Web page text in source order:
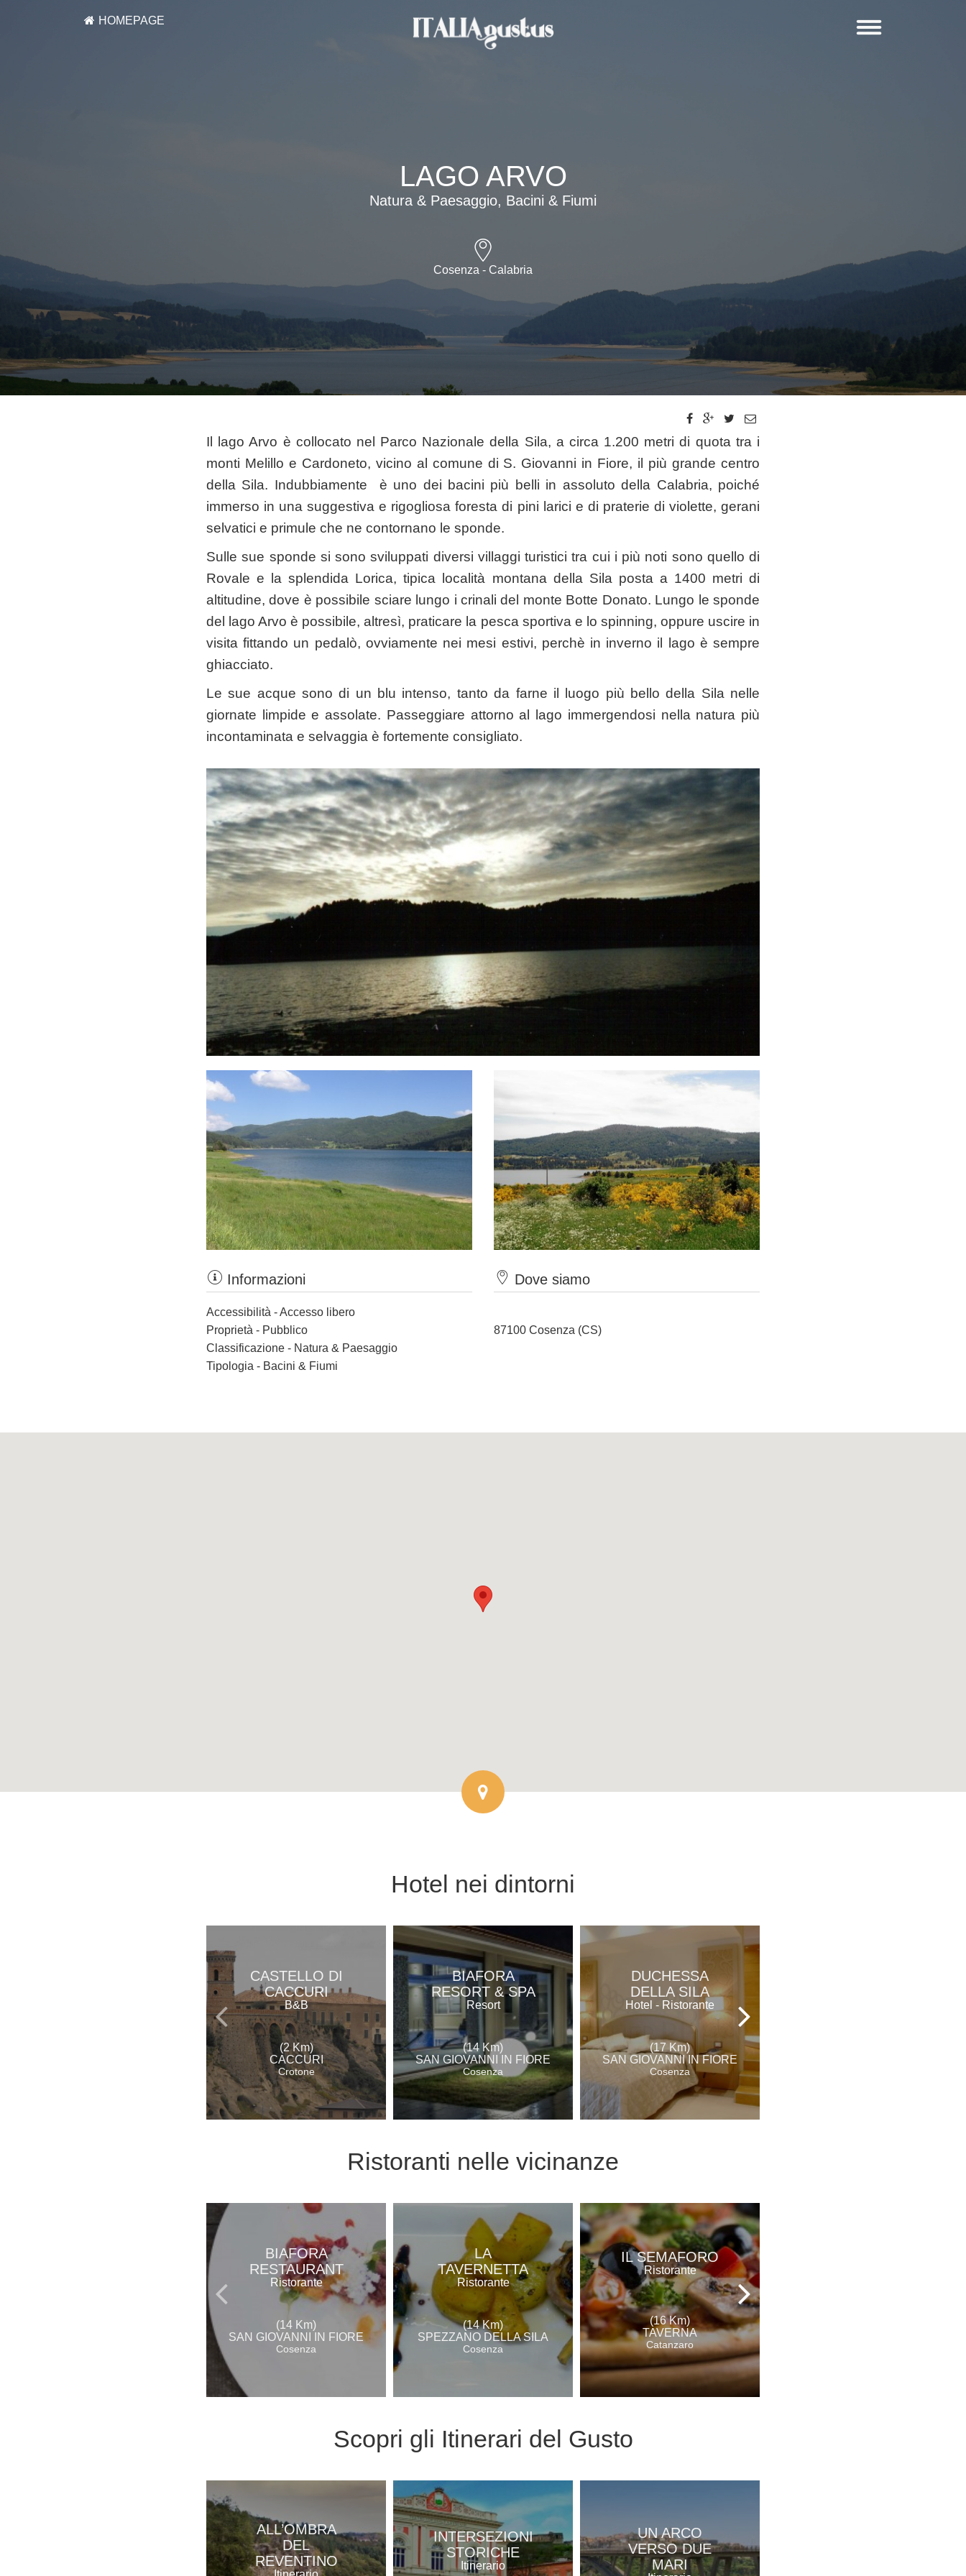
HOMEPAGE
LAGO ARVO
Natura & Paesaggio, Bacini & Fiumi
Cosenza - Calabria
Il lago Arvo è collocato nel Parco Nazionale della Sila, a circa 1.200 metri di quota tra i
monti Melillo e Cardoneto, vicino al comune di S. Giovanni in Fiore, il più grande centro
della Sila. Indubbiamente è uno dei bacini più belli in assoluto della Calabria, poiché
immerso in una suggestiva e rigogliosa foresta di pini larici e di praterie di violette, gerani
selvatici e primule che ne contornano le sponde.
Sulle sue sponde si sono sviluppati diversi villaggi turistici tra cui i più noti sono quello di
Rovale e la splendida Lorica, tipica località montana della Sila posta a 1400 metri di
altitudine, dove è possibile sciare lungo i crinali del monte Botte Donato. Lungo le sponde
del lago Arvo è possibile, altresì, praticare la pesca sportiva e lo spinning, oppure uscire in
visita fittando un pedalò, ovviamente nei mesi estivi, perchè in inverno il lago è sempre
ghiacciato.
Le sue acque sono di un blu intenso, tanto da farne il luogo più bello della Sila nelle
giornate limpide e assolate. Passeggiare attorno al lago immergendosi nella natura più
incontaminata e selvaggia è fortemente consigliato.
Informazioni
Accessibilità - Accesso libero
Proprietà - Pubblico
Classificazione - Natura & Paesaggio
Tipologia - Bacini & Fiumi
Dove siamo
87100 Cosenza (CS)
Hotel nei dintorni
CASTELLO DI
CACCURI
B&B
(2 Km)
CACCURI
Crotone
BIAFORA
RESORT & SPA
Resort
(14 Km)
SAN GIOVANNI IN FIORE
Cosenza
DUCHESSA
DELLA SILA
Hotel - Ristorante
(17 Km)
SAN GIOVANNI IN FIORE
Cosenza
Ristoranti nelle vicinanze
BIAFORA
RESTAURANT
Ristorante
(14 Km)
SAN GIOVANNI IN FIORE
Cosenza
LA
TAVERNETTA
Ristorante
(14 Km)
SPEZZANO DELLA SILA
Cosenza
IL SEMAFORO
Ristorante
(16 Km)
TAVERNA
Catanzaro
Scopri gli Itinerari del Gusto
ALL’OMBRA
DEL
REVENTINO
INTERSEZIONI
STORICHE
Itinerario
UN ARCO
VERSO DUE
MARI